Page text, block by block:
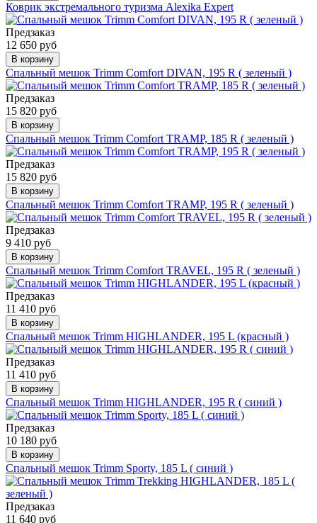
Коврик экстремального туризма Alexika Expert
Предзаказ
12 650 руб
В корзину
Спальный мешок Trimm Comfort DIVAN, 195 R ( зеленый )
Предзаказ
15 820 руб
В корзину
Спальный мешок Trimm Comfort TRAMP, 185 R ( зеленый )
Предзаказ
15 820 руб
В корзину
Спальный мешок Trimm Comfort TRAMP, 195 R ( зеленый )
Предзаказ
9 410 руб
В корзину
Спальный мешок Trimm Comfort TRAVEL, 195 R ( зеленый )
Предзаказ
11 410 руб
В корзину
Спальный мешок Trimm HIGHLANDER, 195 L (красный )
Предзаказ
11 410 руб
В корзину
Спальный мешок Trimm HIGHLANDER, 195 R ( синий )
Предзаказ
10 180 руб
В корзину
Спальный мешок Trimm Sporty, 185 L ( синий )
Предзаказ
11 640 руб